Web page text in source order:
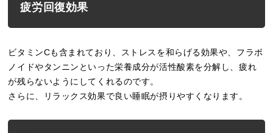
疲労回復効果
ビタミンCも含まれており、ストレスを和らげる効果や、フラボ
ノイドやタンニンといった栄養成分が活性酸素を分解し、疲れ
が残らないようにしてくれるのです。
さらに、リラックス効果で良い睡眠が摂りやすくなります。